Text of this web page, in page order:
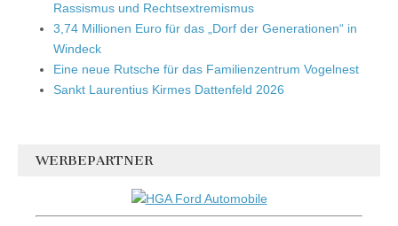
Rassismus und Rechtsextremismus
3,74 Millionen Euro für das „Dorf der Generationen“ in
Windeck
Eine neue Rutsche für das Familienzentrum Vogelnest
Sankt Laurentius Kirmes Dattenfeld 2026
WERBEPARTNER